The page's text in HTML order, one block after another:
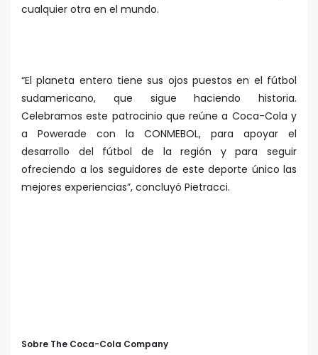
cualquier otra en el mundo.
“El planeta entero tiene sus ojos puestos en el fútbol
sudamericano, que sigue haciendo historia.
Celebramos este patrocinio que reúne a Coca-Cola y
a Powerade con la CONMEBOL, para apoyar el
desarrollo del fútbol de la región y para seguir
ofreciendo a los seguidores de este deporte único las
mejores experiencias”, concluyó Pietracci.
Sobre The Coca-Cola Company